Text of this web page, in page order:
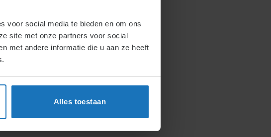
voor social media te bieden en om ons
site met onze partners voor social
met andere informatie die u aan ze heeft
Alles toestaan